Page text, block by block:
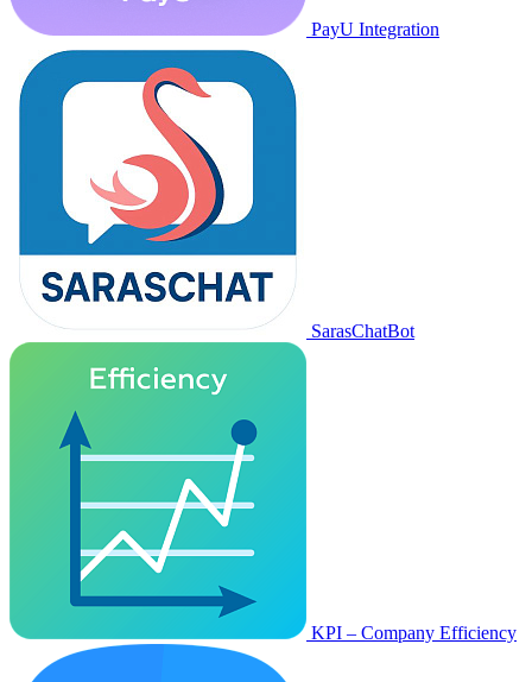
PayU Integration
SarasChatBot
KPI – Company Efficiency